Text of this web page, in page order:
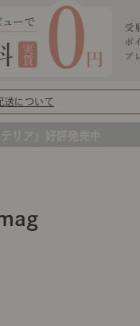
送について
リア」好評発売中